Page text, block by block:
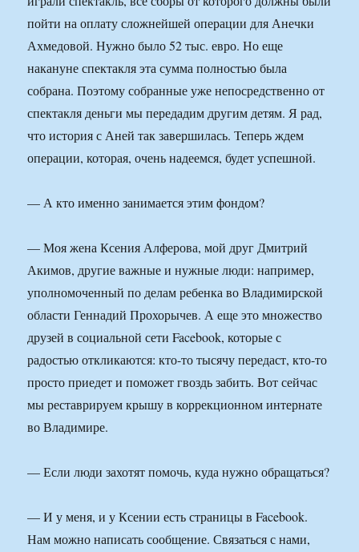
пойти на оплату сложнейшей операции для Анечки
Ахмедовой. Нужно было 52 тыс. евро. Но еще
накануне спектакля эта сумма полностью была
собрана. Поэтому собранные уже непосредственно от
спектакля деньги мы передадим другим детям. Я рад,
что история с Аней так завершилась. Теперь ждем
операции, которая, очень надеемся, будет успешной.
— А кто именно занимается этим фондом?
— Моя жена Ксения Алферова, мой друг Дмитрий
Акимов, другие важные и нужные люди: например,
уполномоченный по делам ребенка во Владимирской
области Геннадий Прохорычев. А еще это множество
друзей в социальной сети Facebook, которые с
радостью откликаются: кто-то тысячу передаст, кто-то
просто приедет и поможет гвоздь забить. Вот сейчас
мы реставрируем крышу в коррекционном интернате
во Владимире.
— Если люди захотят помочь, куда нужно обращаться?
— И у меня, и у Ксении есть страницы в Facebook.
Нам можно написать сообщение. Связаться с нами,